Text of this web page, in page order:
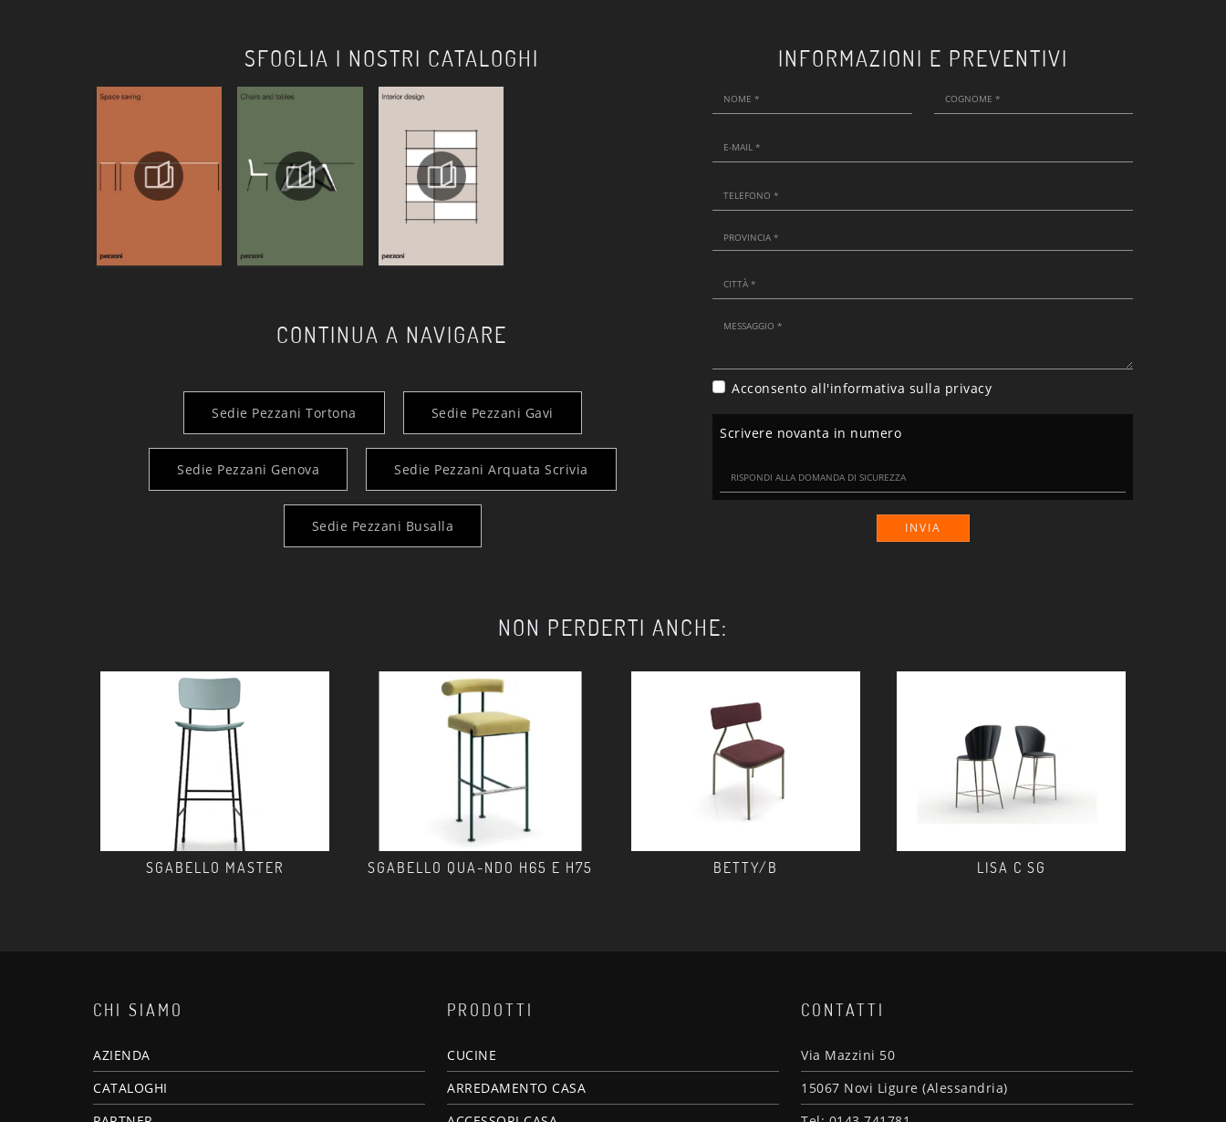
SFOGLIA I NOSTRI CATALOGHI
CONTINUA A NAVIGARE
Sedie Pezzani Tortona Sedie Pezzani Gavi
Sedie Pezzani Genova Sedie Pezzani Arquata Scrivia
Sedie Pezzani Busalla
INFORMAZIONI E PREVENTIVI
Acconsento all'informativa sulla privacy
Scrivere novanta in numero
INVIA
NON PERDERTI ANCHE:
SGABELLO MASTER SGABELLO QUA-NDO H65 E H75 BETTY/B LISA C SG
CHI SIAMO
AZIENDA
CATALOGHI
PRODOTTI
CUCINE
ARREDAMENTO CASA
CONTATTI
Via Mazzini 50
15067 Novi Ligure (Alessandria)